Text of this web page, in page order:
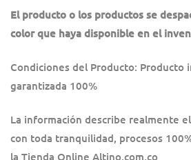
El producto o los productos se
color que haya disponible en el
Condiciones del Producto: Producto
garantizada 100%
La información describe realmente
con toda tranquilidad, procesos
la Tienda Online Altino.com.co